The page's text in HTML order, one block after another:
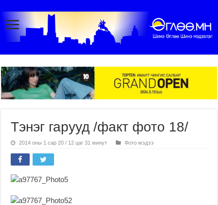
Тэнэг гарууд /факт фото 18/
2014 оны 1 сар 20 / 12 цаг 31 минут Фото мэдээ